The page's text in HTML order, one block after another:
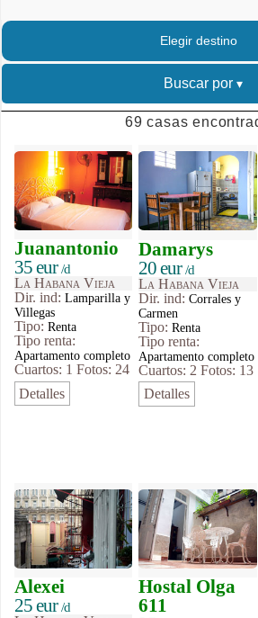
Elegir destino
Buscar por
69 casas
Juanantonio
35 eur/d
La Habana Vieja
Dir. ind: Lamparilla y
Villegas
Tipo: Renta
Tipo renta:
Apartamento completo
Cuartos: 1 Fotos: 24
Detalles
Damarys
20 eur/d
La Habana Vieja
Dir. ind:Corrales y
Carmen
Tipo:Renta
Tipo renta:
Apartamento completo
Cuartos: 2 Fotos: 13
Detalles
Alexei
25 eur/d
Hostal Olga
611